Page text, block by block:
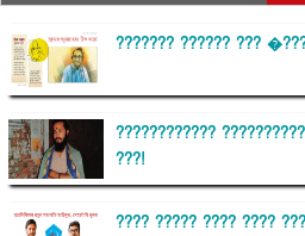
??????? ?????? ???
????????????
???!
???? ????? ???? ????